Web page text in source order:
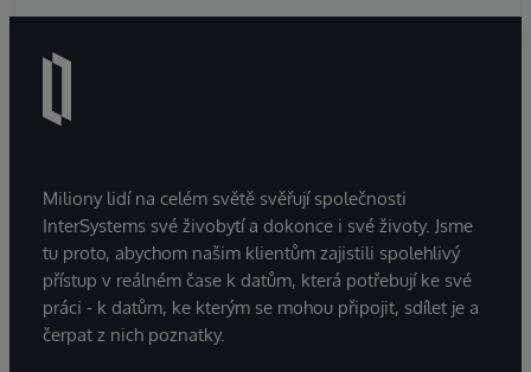
Miliony lidí na celém světě svěřují společnosti
InterSystems své živobytí a dokonce i své životy. Jsme
tu proto, abychom našim klientům zajistili spolehlivý
přístup v reálném čase k datům, která potřebují ke své
práci - k datům, ke kterým se mohou připojit, sdílet je a
čerpat z nich poznatky.